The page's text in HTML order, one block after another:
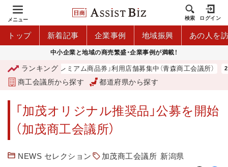
メニュー 検索 ログイン
トップ 新着記事 企業事例 地域振興 あの人を
中小企業と地域の商売繁盛・企業事例が満載！
ランキング
「青森市プレミアム商品券」利用店舗募集中（青森商工会議所）
商工会議所から探す 都道府県から探す
「加茂オリジナル推奨品」公募を開始
（加茂商工会議所）
NEWS セレクション 加茂商工会議所 新潟県